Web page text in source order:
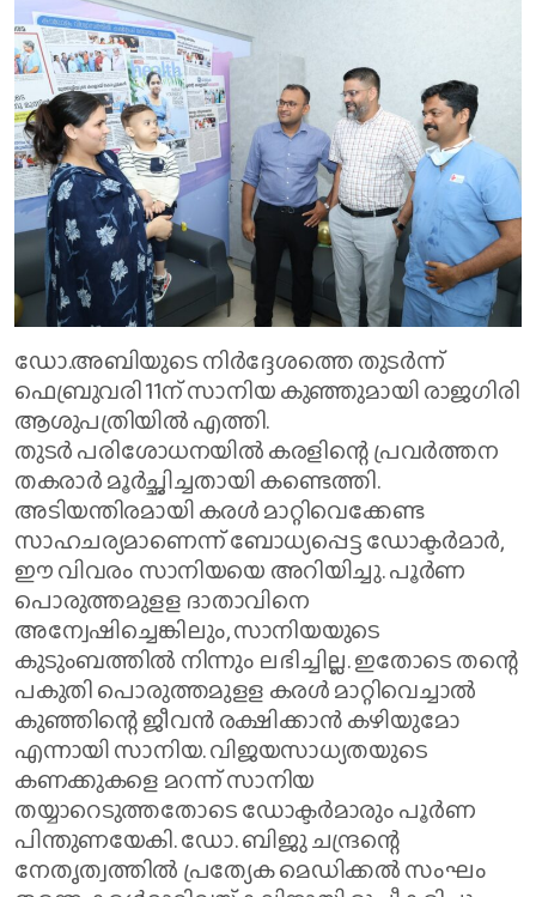
ഡോ.അബിയുടെ നിർദ്ദേശത്തെ തുടർന്ന്
ഫെബ്രുവരി 11ന് സാനിയ കുഞ്ഞുമായി രാജഗിരി
ആശുപത്രിയിൽ എത്തി.
തുടർ പരിശോധനയിൽ കരളിന്റെ പ്രവർത്തന
തകരാർ മൂർച്ഛിച്ചതായി കണ്ടെത്തി.
അടിയന്തിരമായി കരൾ മാറ്റിവെക്കേണ്ട
സാഹചര്യമാണെന്ന് ബോധ്യപ്പെട്ട ഡോക്ടർമാർ,
ഈ വിവരം സാനിയയെ അറിയിച്ചു. പൂർണ
പൊരുത്തമുളള ദാതാവിനെ
അന്വേഷിച്ചെങ്കിലും, സാനിയയുടെ
കുടുംബത്തിൽ നിന്നും ലഭിച്ചില്ല. ഇതോടെ തന്റെ
പകുതി പൊരുത്തമുളള കരൾ മാറ്റിവെച്ചാൽ
കുഞ്ഞിന്റെ ജീവൻ രക്ഷിക്കാൻ കഴിയുമോ
എന്നായി സാനിയ. വിജയസാധ്യതയുടെ
കണക്കുകളെ മറന്ന് സാനിയ
തയ്യാറെടുത്തതോടെ ഡോക്ടർമാരും പൂർണ
പിന്തുണയേകി. ഡോ. ബിജു ചന്ദ്രന്റെ
നേതൃത്വത്തിൽ പ്രത്യേക മെഡിക്കൽ സംഘം